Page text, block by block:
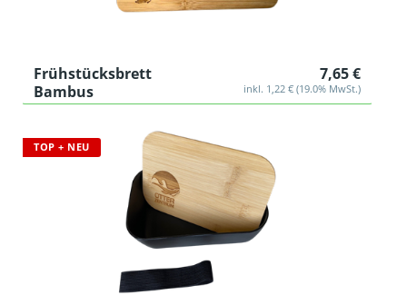
Frühstücksbrett
Bambus
7,65 €
inkl. 1,22 € (19.0% MwSt.)
TOP + NEU